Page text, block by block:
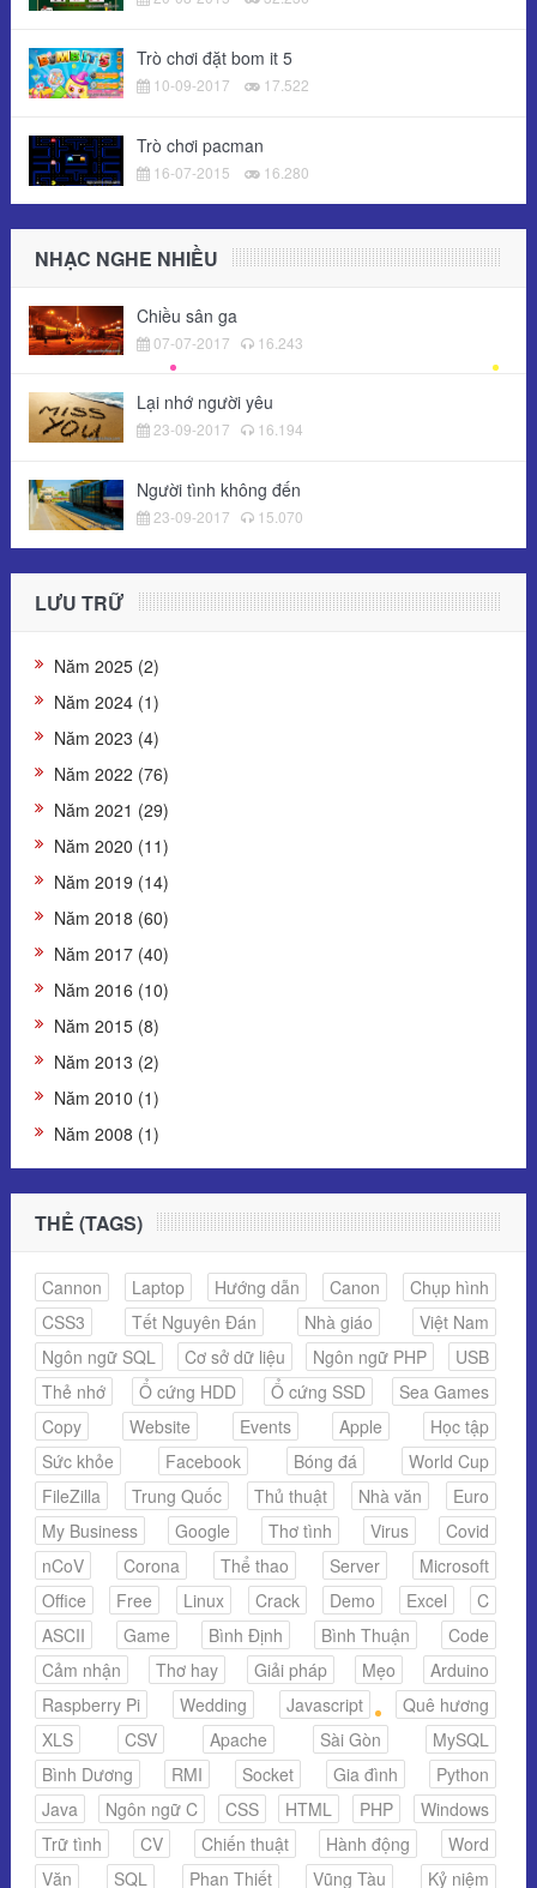
Trò chơi đặt bom it 5
10-09-2017 17.522
Trò chơi pacman
16-07-2015 16.280
NHẠC NGHE NHIỀU
Chiều sân ga
07-07-2017 16.243
Lại nhớ người yêu
23-09-2017 16.194
Người tình không đến
23-09-2017 15.070
LƯU TRỮ
Năm 2025 (2)
Năm 2024 (1)
Năm 2023 (4)
Năm 2022 (76)
Năm 2021 (29)
Năm 2020 (11)
Năm 2019 (14)
Năm 2018 (60)
Năm 2017 (40)
Năm 2016 (10)
Năm 2015 (8)
Năm 2013 (2)
Năm 2010 (1)
Năm 2008 (1)
THẺ (TAGS)
Cannon Laptop Hướng dẫn Canon
Chụp hình
CSS3
Tết Nguyên Đán Nhà giáo
Việt Nam
Ngôn ngữ SQL
Cơ sở dữ liệu Ngôn ngữ PHP
USB
Thẻ nhớ
Ổ cứng HDD Ổ cứng SSD
Sea Games
Copy
Website Events Apple
Học tập
Sức khỏe
Facebook Bóng đá
World Cup
FileZilla
Trung Quốc Thủ thuật Nhà văn
Euro
My Business
Google Thơ tình Virus
Covid
nCoV
Corona Thể thao Server
Microsoft
Office
Free Linux Crack Demo Excel
C
ASCII
Game Bình Định Bình Thuận
Code
Cảm nhận
Thơ hay Giải pháp Mẹo
Arduino
Raspberry Pi
Wedding Javascript
Quê hương
XLS
CSV Apache Sài Gòn
MySQL
Bình Dương
RMI Socket Gia đình
Python
Java
Ngôn ngữ C CSS HTML PHP
Windows
Trữ tình
CV Chiến thuật Hành động
Word
Văn
SQL Phan Thiết Vũng Tàu
Kỷ niệm